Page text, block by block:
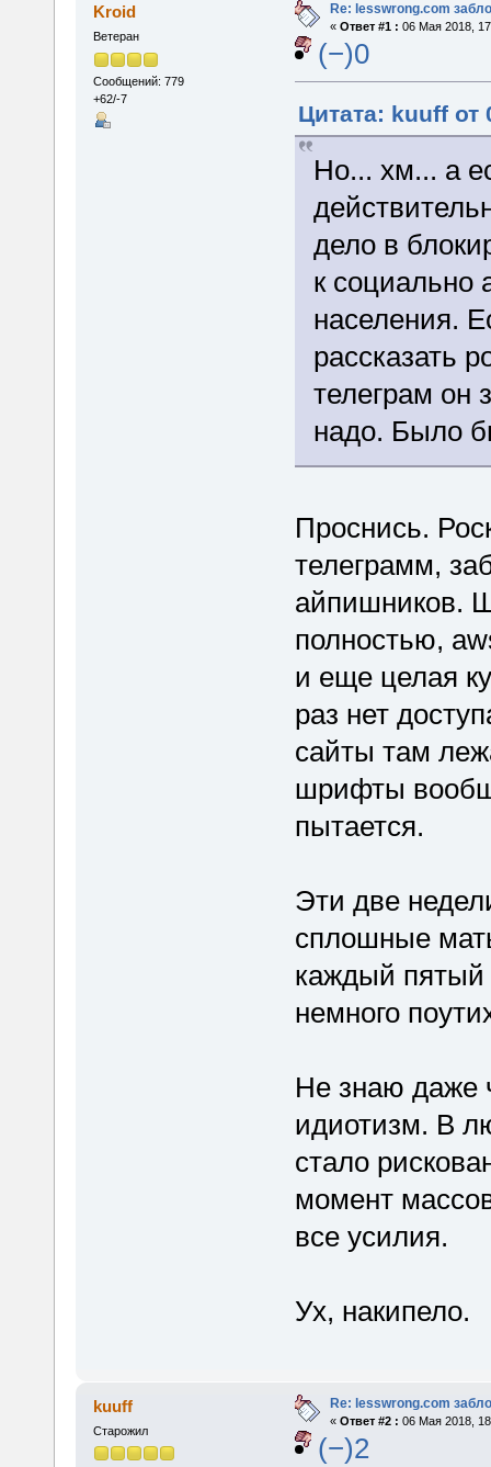
Kroid
Ветеран
Сообщений: 779
+62/-7
Re: lesswrong.com
« Ответ #1 : 06 Мая 2018,
(−)0
Цитата: kuuff от
Но... хм... а
дело в
к социально
населения.
рассказать
телеграм он
надо. Было
Проснись.
телеграмм,
айпишников.
полностью,
и еще целая
раз нет
сайты там
шрифты
пытается.
Эти две
сплошные
каждый пятый
немного
Не знаю даже
идиотизм. В
стало
момент
все усилия.
Ух, накипело.
kuuff
Старожил
Re: lesswrong.com
« Ответ #2 : 06 Мая 2018,
(−)2